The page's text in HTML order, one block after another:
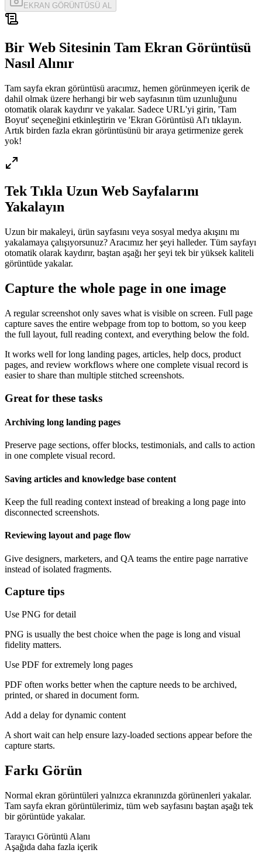
EKRAN GÖRÜNTÜSÜ AL
Bir Web Sitesinin Tam Ekran Görüntüsü
Nasıl Alınır
Tam sayfa ekran görüntüsü aracımız, hemen görünmeyen içerik de
dahil olmak üzere herhangi bir web sayfasının tüm uzunluğunu
otomatik olarak kaydırır ve yakalar. Sadece URL'yi girin, 'Tam
Boyut' seçeneğini etkinleştirin ve 'Ekran Görüntüsü Al'ı tıklayın.
Artık birden fazla ekran görüntüsünü bir araya getirmenize gerek
yok!
Tek Tıkla Uzun Web Sayfalarını
Yakalayın
Uzun bir makaleyi, ürün sayfasını veya sosyal medya akışını mı
yakalamaya çalışıyorsunuz? Aracımız her şeyi halleder. Tüm sayfayı
otomatik olarak kaydırır, baştan aşağı her şeyi tek bir yüksek kaliteli
görüntüde yakalar.
Capture the whole page in one image
A regular screenshot only saves what is visible on screen. Full page
capture saves the entire webpage from top to bottom, so you keep
the full layout, full reading context, and everything below the fold.
It works well for long landing pages, articles, help docs, product
pages, and review workflows where one complete visual record is
easier to share than multiple stitched screenshots.
Great for these tasks
Archiving long landing pages
Preserve page sections, offer blocks, testimonials, and calls to action
in one complete visual record.
Saving articles and knowledge base content
Keep the full reading context instead of breaking a long page into
disconnected screenshots.
Reviewing layout and page flow
Give designers, marketers, and QA teams the entire page narrative
instead of isolated fragments.
Capture tips
Use PNG for detail
PNG is usually the best choice when the page is long and visual
fidelity matters.
Use PDF for extremely long pages
PDF often works better when the capture needs to be archived,
printed, or shared in document form.
Add a delay for dynamic content
A short wait can help ensure lazy-loaded sections appear before the
capture starts.
Farkı Görün
Normal ekran görüntüleri yalnızca ekranınızda görünenleri yakalar.
Tam sayfa ekran görüntülerimiz, tüm web sayfasını baştan aşağı tek
bir görüntüde yakalar.
Tarayıcı Görüntü Alanı
Aşağıda daha fazla içerik